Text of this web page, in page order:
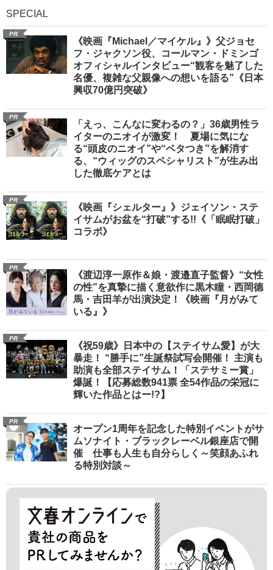
SPECIAL
PR
《映画『Michael／マイケル』》父ジョセ
フ・ジャクソン役、コールマン・ドミンゴ
オフィシャルインタビュー“観客を魅了した
名優、複雑な父親像への想いを語る”《日本
興収70億円突破》
PR
「えっ、こんなに変わるの？」36歳男性ラ
イターのニオイが激変！ 夏場に気にな
る“頭皮のニオイ”や“ベタつき”を解消す
る、“ウィッグのスペシャリスト”が生み出
した徹底ケアとは
PR
《映画『シェルター』》ジェイソン・ステ
イサムがお盆を“打破”する!!《「眠眠打破」
コラボ》
PR
《渡辺淳一原作＆娘・渡邉直子監督》“女性
の性”を真摯に描く意欲作に黒木瞳・西岡德
馬・吉田羊が出演決定！《映画『月がみて
いる』》
PR
《祝59歳》日本中の【ステイサム愛】が大
暴走！ “勝手に”生誕祭試写会開催！ 主演も
助演も全部ステイサム！「ステサミー賞」
爆誕！【応募総数941票 全54作品の栄冠に
輝いた作品とはー!?】
PR
オープン1周年を記念した特別イベントがサ
ムソナイト・ブラックレーベル銀座店で開
催 仕事も人生も自分らしく～笑顔あふれ
る特別対談～